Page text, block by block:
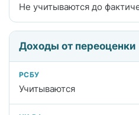
Не учитываются до
Доходы от переоценки
Учитываются